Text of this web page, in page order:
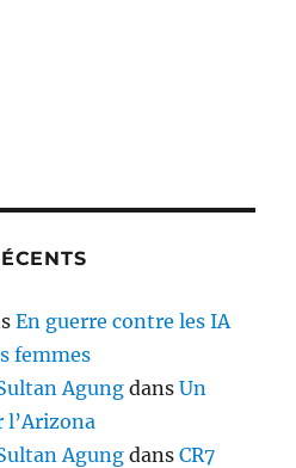
En guerre contre les IA
femmes
Agung dansUn
l’Arizona
Agung dansCR7